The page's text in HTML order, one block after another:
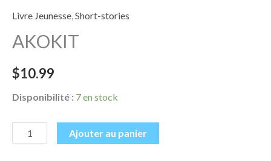
Livre Jeunesse,Short-stories
AKOKIT
$10.99
Disponibilité : 7 en stock
Ajouter au panier